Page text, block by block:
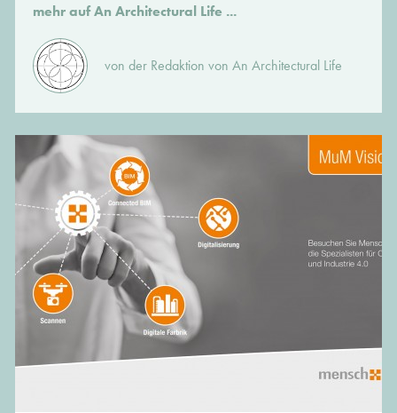
mehr auf An Architectural Life ...
von der Redaktion von An Architectural Life